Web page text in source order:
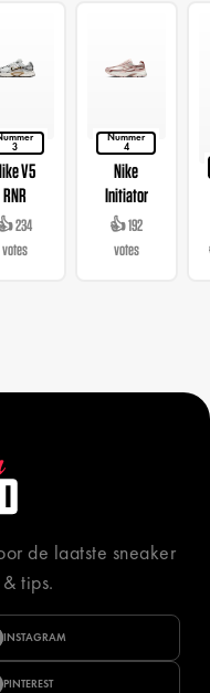
3
V5
RNR
234
votes
Nummer
4
Nike
Initiator
👍 192
votes
de laatste sneaker
tips.
INSTAGRAM
PINTEREST